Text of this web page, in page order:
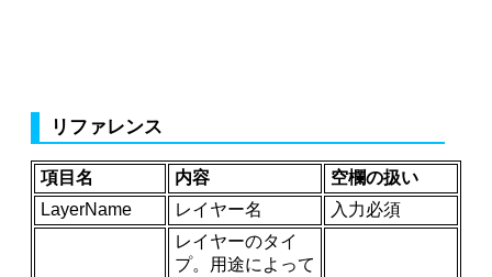
リファレンス
項目名 内容
空欄の扱い
LayerName
レイヤー名 入力必須
レイヤーのタイ
プ。用途によって